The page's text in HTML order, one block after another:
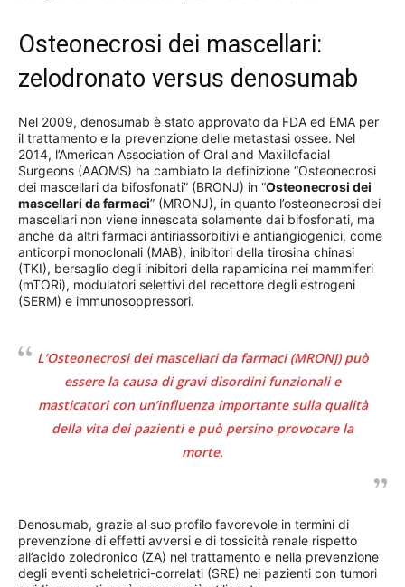
Osteonecrosi dei mascellari:
zelodronato versus denosumab
Nel 2009, denosumab è stato approvato da FDA ed EMA per
il trattamento e la prevenzione delle metastasi ossee. Nel
2014, l’American Association of Oral and Maxillofacial
Surgeons (AAOMS) ha cambiato la definizione “Osteonecrosi
dei mascellari da bifosfonati” (BRONJ) in “Osteonecrosi dei
mascellari da farmaci” (MRONJ), in quanto l’osteonecrosi dei
mascellari non viene innescata solamente dai bifosfonati, ma
anche da altri farmaci antiriassorbitivi e antiangiogenici, come
anticorpi monoclonali (MAB), inibitori della tirosina chinasi
(TKI), bersaglio degli inibitori della rapamicina nei mammiferi
(mTORi), modulatori selettivi del recettore degli estrogeni
(SERM) e immunosoppressori.
L’Osteonecrosi dei mascellari da farmaci (MRONJ) può
essere la causa di gravi disordini funzionali e
masticatori con un’influenza importante sulla qualità
della vita dei pazienti e può persino provocare la
morte.
Denosumab, grazie al suo profilo favorevole in termini di
prevenzione di effetti avversi e di tossicità renale rispetto
all’acido zoledronico (ZA) nel trattamento e nella prevenzione
degli eventi scheletrici-correlati (SRE) nei pazienti con tumori